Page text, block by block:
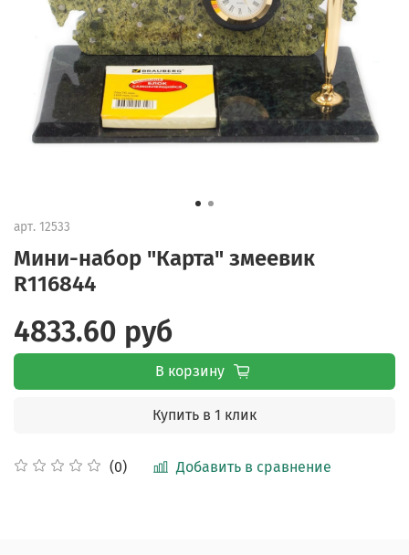
арт. 12533
Мини-набор "Карта" змеевик
R116844
(0) Добавить в сравнение
4833.60 руб
В корзину
Купить в 1 клик